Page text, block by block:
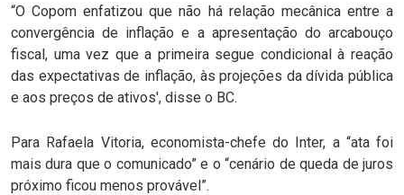
“O Copom enfatizou que não há relação mecânica entre a
convergência de inflação e a apresentação do arcabouço
fiscal, uma vez que a primeira segue condicional à reação
das expectativas de inflação, às projeções da dívida pública
e aos preços de ativos', disse o BC.
Para Rafaela Vitoria, economista-chefe do Inter, a “ata foi
mais dura que o comunicado” e o “cenário de queda de juros
próximo ficou menos provável”.